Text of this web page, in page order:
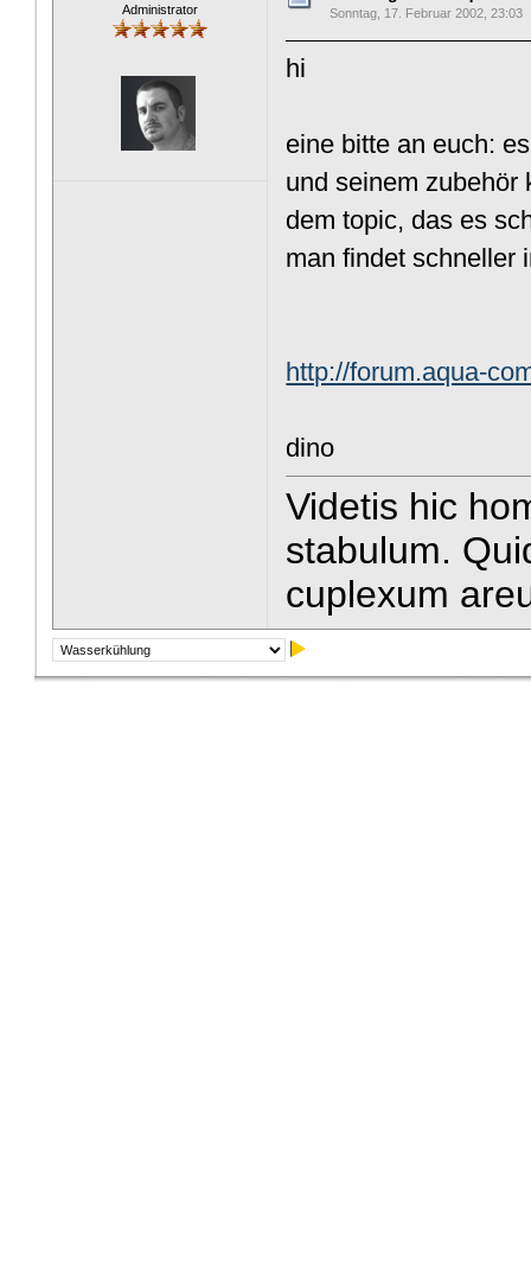
Administrator Sonntag, 17. Februar 2002, 23:03
hi
eine bitte an euch:
und seinem zubehör
dem topic, das es
man findet schneller
http://forum.aqua-
dino
Videtis hic
stabulum.
cuplexum